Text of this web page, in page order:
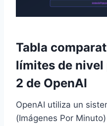
Tabla
límites de
2 de OpenAI
OpenAI utiliza un
(Imágenes Por